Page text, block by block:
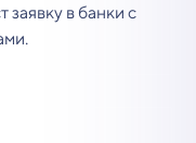
в банки с